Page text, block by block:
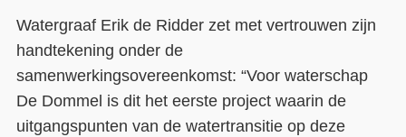
Watergraaf Erik de Ridder zet met vertrouwen zijn
handtekening onder de
samenwerkingsovereenkomst: “Voor waterschap
De Dommel is dit het eerste project waarin de
uitgangspunten van de watertransitie op deze